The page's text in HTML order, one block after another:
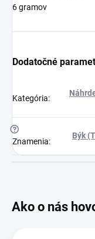
6 gramov
Dodatočné
Kategória:
?
Znamenia:
Býk